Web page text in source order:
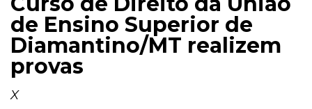
de Ensino Superior de
Diamantino/MT realizem
provas
X